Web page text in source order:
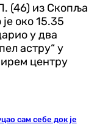
(46) из Скопља
око 15.35
у два
астру“ у
центру
сам себе док је